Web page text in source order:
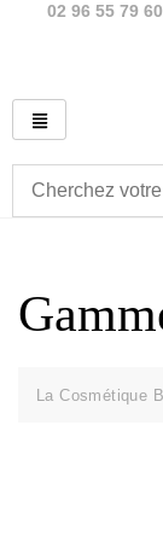
02 96 55 79 60
La Cosmétique